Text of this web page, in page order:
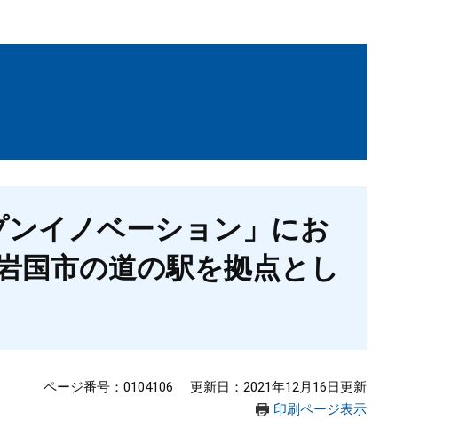
ンイノベーション」にお
国市の道の駅を拠点とし
ページ番号：0104106
更新日：2021年12月16日更新
印刷ページ表示